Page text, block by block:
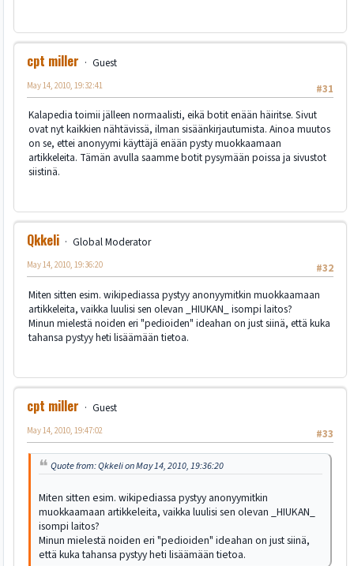
cpt miller
Guest
#31
May 14, 2010, 19:32:41
Kalapedia toimii jälleen normaalisti, eikä botit enään häiritse. Sivut
ovat nyt kaikkien nähtävissä, ilman sisäänkirjautumista. Ainoa muutos
on se, ettei anonyymi käyttäjä enään pysty muokkaamaan
artikkeleita. Tämän avulla saamme botit pysymään poissa ja sivustot
siistinä.
Qkkeli
Global Moderator
#32
May 14, 2010, 19:36:20
Miten sitten esim. wikipediassa pystyy anonyymitkin muokkaamaan
artikkeleita, vaikka luulisi sen olevan _HIUKAN_ isompi laitos?
Minun mielestä noiden eri "pedioiden" ideahan on just siinä, että kuka
tahansa pystyy heti lisäämään tietoa.
cpt miller
Guest
#33
May 14, 2010, 19:47:02
Quote from: Qkkeli on May 14, 2010, 19:36:20
Miten sitten esim. wikipediassa pystyy anonyymitkin
muokkaamaan artikkeleita, vaikka luulisi sen olevan _HIUKAN_
isompi laitos?
Minun mielestä noiden eri "pedioiden" ideahan on just siinä,
että kuka tahansa pystyy heti lisäämään tietoa.